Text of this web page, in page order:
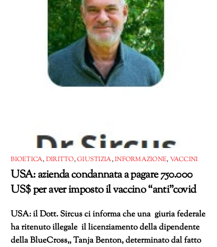
BIOETICA, DIRITTO,GIUSTIZIA,INFORMAZIONE, VACCINI
USA: azienda condannata a pagare 750.000
US$ per aver imposto il vaccino “anti”covid
USA: il Dott. Sircus ci informa che una giuria federale
ha ritenuto illegale il licenziamento della dipendente
della BlueCross,, Tanja Benton, determinato dal fatto